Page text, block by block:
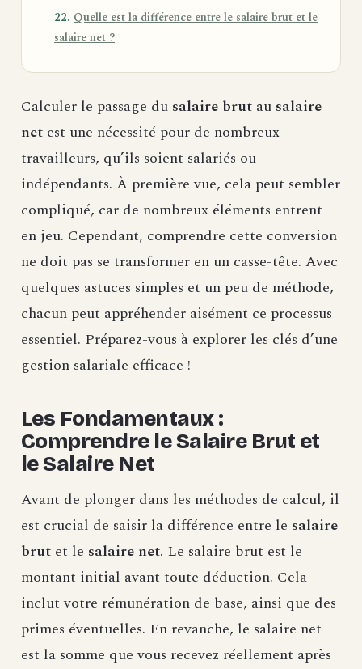
Quelle est la différence entre le salaire brut et le
salaire net ?
Calculer le passage du salaire brut au salaire
net est une nécessité pour de nombreux
travailleurs, qu’ils soient salariés ou
indépendants. À première vue, cela peut sembler
compliqué, car de nombreux éléments entrent
en jeu. Cependant, comprendre cette conversion
ne doit pas se transformer en un casse-tête. Avec
quelques astuces simples et un peu de méthode,
chacun peut appréhender aisément ce processus
essentiel. Préparez-vous à explorer les clés d’une
gestion salariale efficace !
Les Fondamentaux :
Comprendre le Salaire Brut et
le Salaire Net
Avant de plonger dans les méthodes de calcul, il
est crucial de saisir la différence entre le salaire
brut et le salaire net. Le salaire brut est le
montant initial avant toute déduction. Cela
inclut votre rémunération de base, ainsi que des
primes éventuelles. En revanche, le salaire net
est la somme que vous recevez réellement après